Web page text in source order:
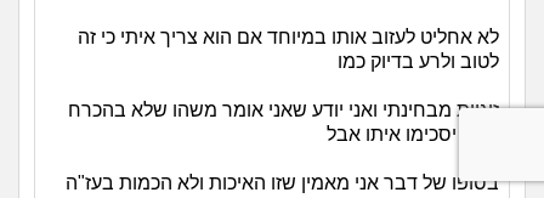
לא אחליט לעזוב אותו במיוחד אם הוא צריך איתי כי זה
לטוב ולרע בדיוק כמו
זוגיות מבחינתי ואני יודע שאני אומר משהו שלא בהכרח
כולם יסכימו איתו אבל
בסופו של דבר אני מאמין שזו האיכות ולא הכמות בעז"ה